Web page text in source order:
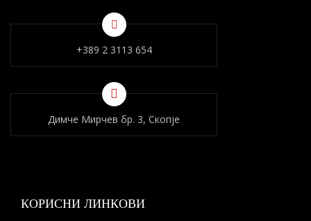
+389 2 3113 654
Димче Мирчев бр. 3, Скопје
КОРИСНИ ЛИНКОВИ